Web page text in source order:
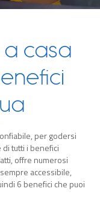
a casa
per godersi
tutti i benefici
offre numerosi
accessibile,
6 benefici che puoi